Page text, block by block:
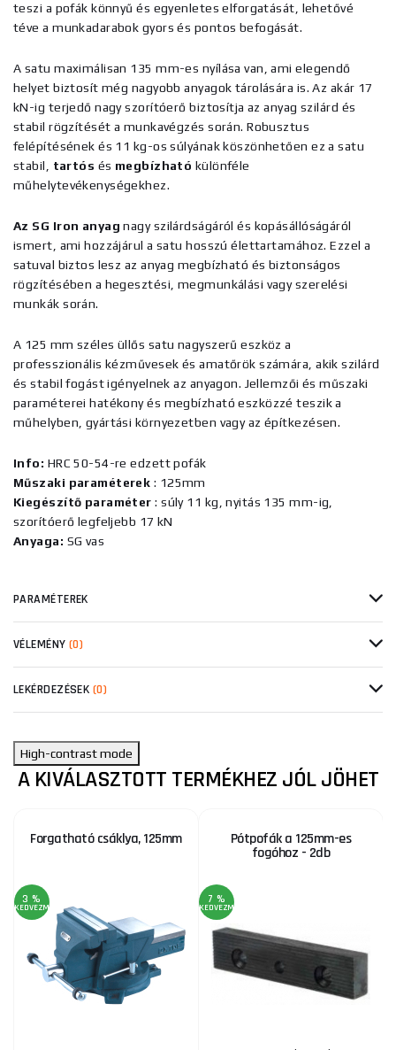
teszi a pofák könnyű és egyenletes elforgatását, lehetővé
téve a munkadarabok gyors és pontos befogását.
A satu maximálisan 135 mm-es nyílása van, ami elegendő
helyet biztosít még nagyobb anyagok tárolására is. Az akár 17
kN-ig terjedő nagy szorítóerő biztosítja az anyag szilárd és
stabil rögzítését a munkavégzés során. Robusztus
felépítésének és 11 kg-os súlyának köszönhetően ez a satu
stabil, tartós és megbízható különféle
műhelytevékenységekhez.
Az SG Iron anyag nagy szilárdságáról és kopásállóságáról
ismert, ami hozzájárul a satu hosszú élettartamához. Ezzel a
satuval biztos lesz az anyag megbízható és biztonságos
rögzítésében a hegesztési, megmunkálási vagy szerelési
munkák során.
A 125 mm széles üllős satu nagyszerű eszköz a
professzionális kézművesek és amatőrök számára, akik szilárd
és stabil fogást igényelnek az anyagon. Jellemzői és műszaki
paraméterei hatékony és megbízható eszközzé teszik a
műhelyben, gyártási környezetben vagy az építkezésen.
Info: HRC 50-54-re edzett pofák
Műszaki paraméterek : 125mm
Kiegészítő paraméter : súly 11 kg, nyitás 135 mm-ig,
szorítóerő legfeljebb 17 kN
Anyaga: SG vas
PARAMÉTEREK
VÉLEMÉNY (0)
LEKÉRDEZÉSEK (0)
High-contrast mode
A KIVÁLASZTOTT TERMÉKHEZ JÓL JÖHET
Forgatható csáklya, 125mm
3 %
KEDVEZMÉNY
Pótpofák a 125mm-es
fogóhoz - 2db
7 %
KEDVEZMÉNY